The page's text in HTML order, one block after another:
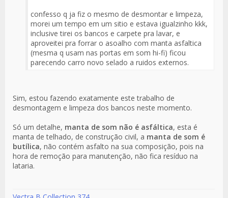
confesso q ja fiz o mesmo de desmontar e limpeza,
morei um tempo em um sitio e estava igualzinho kkk,
inclusive tirei os bancos e carpete pra lavar, e
aproveitei pra forrar o asoalho com manta asfaltica
(mesma q usam nas portas em som hi-fi) ficou
parecendo carro novo selado a ruidos externos.
Sim, estou fazendo exatamente este trabalho de
desmontagem e limpeza dos bancos neste momento.
Só um detalhe, manta de som não é asfáltica, esta é
manta de telhado, de construção civil, a manta de som é
butílica, não contém asfalto na sua composição, pois na
hora de remoção para manutenção, não fica resíduo na
lataria.